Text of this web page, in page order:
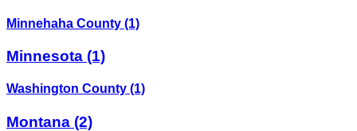
Minnehaha County (1)
Minnesota (1)
Washington County (1)
Montana (2)